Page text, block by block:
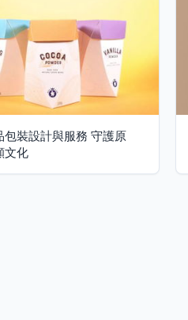
包裝設計與服務 守護原
文化